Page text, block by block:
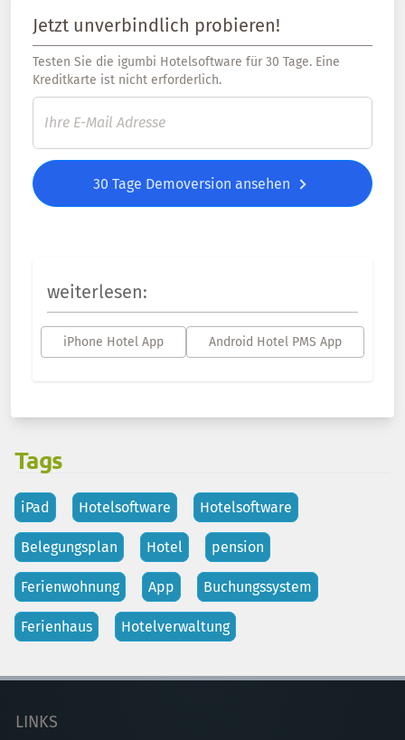
Jetzt unverbindlich probieren!
Testen Sie die igumbi Hotelsoftware für 30 Tage. Eine
Kreditkarte ist nicht erforderlich.
30 Tage Demoversion ansehen
weiterlesen:
iPhone Hotel App Android Hotel PMS App
Tags
iPad Hotelsoftware Hotelsoftware
Belegungsplan Hotel pension
Ferienwohnung App Buchungssystem
Ferienhaus Hotelverwaltung
LINKS